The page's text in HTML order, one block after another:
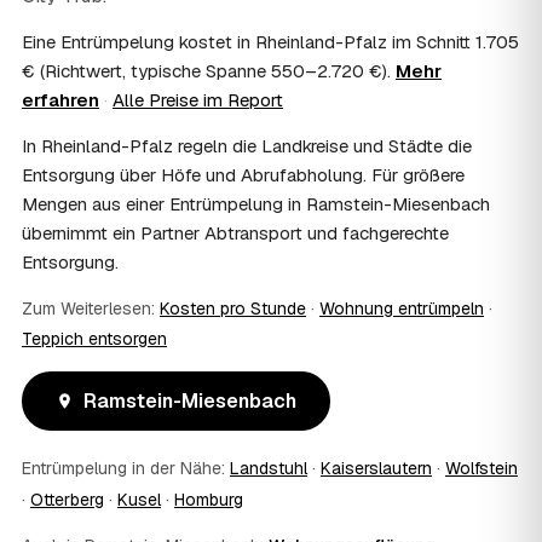
Im Einzelfall ist das möglich — etwa bei einer
Wohnungsauflösung im Rahmen von Sozialhilfe oder
einem vom Amt veranlassten Umzug. Wichtig: Den Antrag
und holen die Kostenübernahme schriftlich ein. AWL
Zentrum vermittelt die Entrümpler, entscheidet aber nicht
über die Kostenübernahme.
08 Bekomme ich einen Entsorgungsnachweis?
Ja. Die Partner entsorgen über zugelassene Höfe und
wichtig zum Beispiel für Vermieter, Nachlassverwaltung
oder die eigene Dokumentation.
Nicht zwingend. Viele Kunden in Ramstein-Miesenbach
sind nur zur Übergabe und zum Abschluss vor Ort; den
stimmen Sie direkt mit dem Entrümpler ab.
10 Was ist im Festpreis enthalten?
Eine Entrümpelung kostet in Rheinland-Pfalz im Schnitt 1.705
€ (Richtwert, typische Spanne 550–2.720 €). Mehr
erfahren · Alle Preise im Report
In Rheinland-Pfalz regeln die Landkreise und Städte die
Entsorgung über Höfe und Abrufabholung. Für größere
Mengen aus einer Entrümpelung in Ramstein-Miesenbach
übernimmt ein Partner Abtransport und fachgerechte
Entsorgung.
Zum Weiterlesen: Kosten pro Stunde · Wohnung entrümpeln ·
Teppich entsorgen
Ramstein-Miesenbach
Entrümpelung in der Nähe: Landstuhl· Kaiserslautern · Wolfstein
· Otterberg · Kusel· Homburg